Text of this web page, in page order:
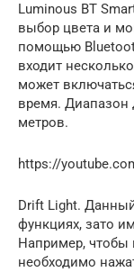
Luminous BT
выбор цвета и
помощью
входит
может
время. Диапазон
метров.
https://
Drift Light.
функциях, зато
Например,
необходимо